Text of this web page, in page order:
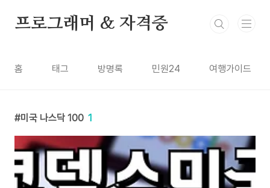
프로그래머 & 자격증
홈 태그 방명록 민원24 여행가이드
미국 나스닥 100 1